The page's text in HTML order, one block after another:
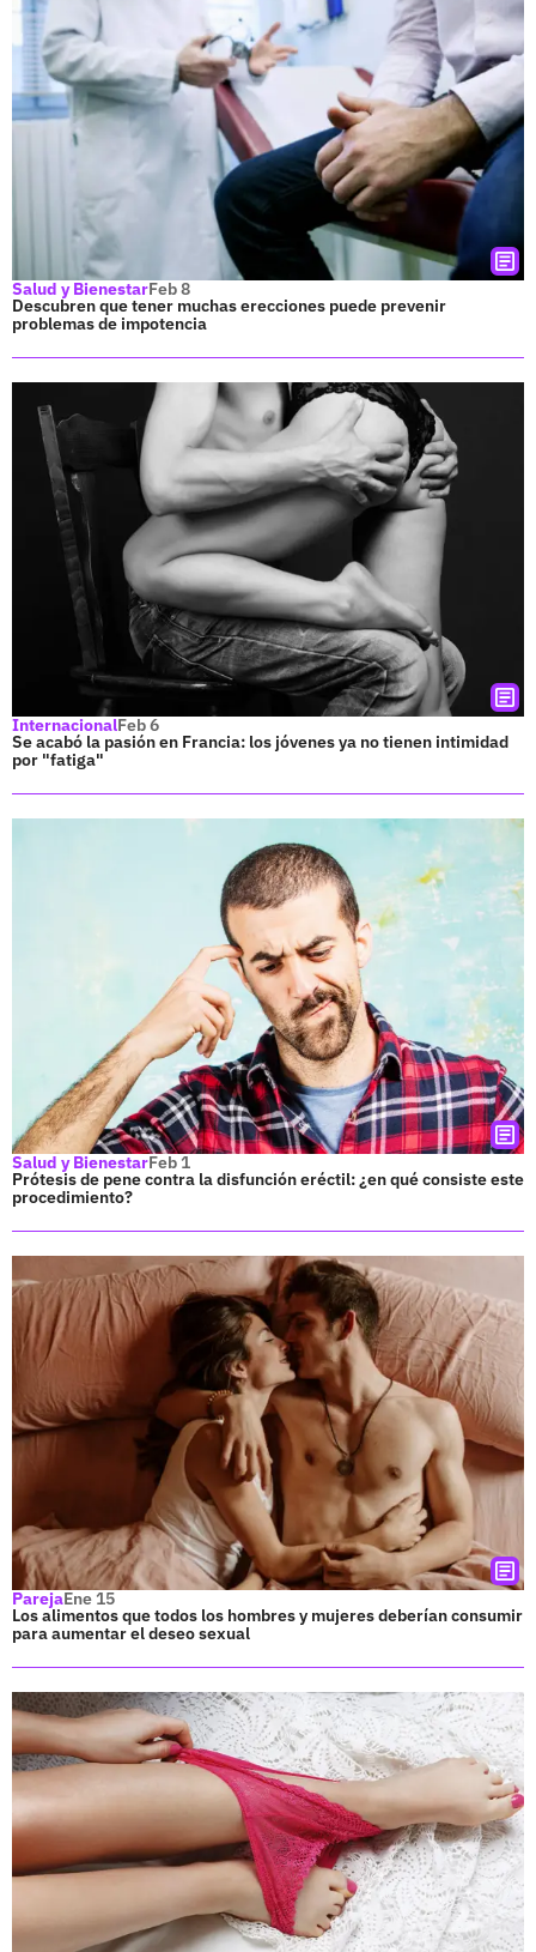
Salud y BienestarFeb 8
Descubren que tener muchas erecciones puede prevenir
problemas de impotencia
InternacionalFeb 6
Se acabó la pasión en Francia: los jóvenes ya no tienen intimidad
por "fatiga"
Salud y BienestarFeb 1
Prótesis de pene contra la disfunción eréctil: ¿en qué consiste este
procedimiento?
ParejaEne 15
Los alimentos que todos los hombres y mujeres deberían consumir
para aumentar el deseo sexual